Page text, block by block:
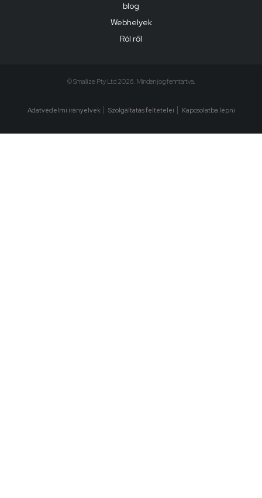
blog
Webhelyek
Ról ről
© Smallize Pty Ltd 2026. Minden jog fenntartva.
Adatvédelmi irányelvek Szolgáltatás feltételei Kapcsolatba lépni